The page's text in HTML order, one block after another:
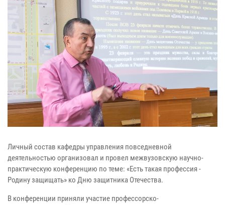
Личный состав кафедры управления повседневной
деятельностью организовал и провел межвузовскую научно-
практическую конференцию по теме: «Есть такая профессия -
Родину защищать» ко Дню защитника Отечества.
В конференции приняли участие профессорско-